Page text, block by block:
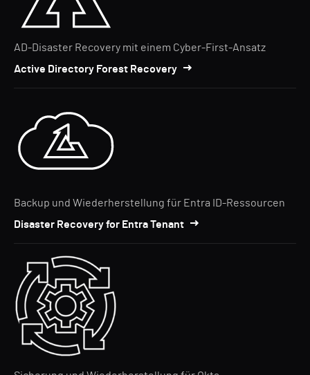
AD-Disaster Recovery mit einem Cyber-First-Ansatz
Active Directory Forest Recovery
Backup und Wiederherstellung für Entra ID-Ressourcen
Disaster Recovery for Entra Tenant